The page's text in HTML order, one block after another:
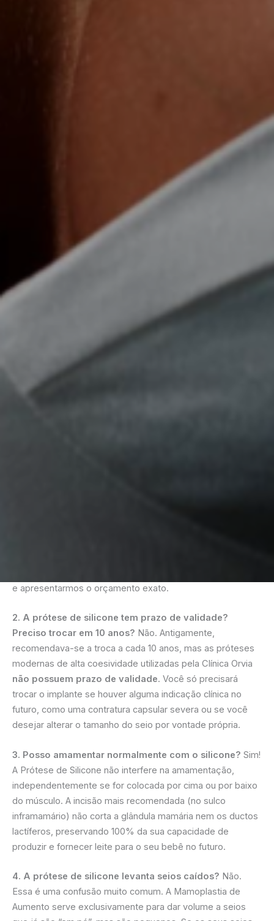
“Doutor, e se o silicone
ficar muito grande, ou duro e artificial ao toque?” Pode
O processo de escolha do tamanho é uma
decisão conjunta. Nós utilizamos moldes (medidores) no
consultório para que você tenha uma noção real do volume.
O Dr. Carlos sempre respeitará o limite de elasticidade da
sua pele, o que previne o aspecto de “bola presa” e o
surgimento de estrias.
Como fica a textura do seio?
As próteses modernas possuem um gel de silicone de alta
coesividade. Isso significa que elas imitam perfeitamente a
densidade do tecido mamário natural. Especialmente
quando colocadas no plano submuscular (Dual Plane), o
toque fica extremamente macio, mantendo o movimento
natural dos seios e a temperatura do corpo.
e apresentarmos o orçamento exato.
2. A prótese de silicone tem prazo de validade?
Preciso trocar em 10 anos? Não. Antigamente,
recomendava-se a troca a cada 10 anos, mas as próteses
modernas de alta coesividade utilizadas pela Clínica Orvia
não possuem prazo de validade. Você só precisará
trocar o implante se houver alguma indicação clínica no
futuro, como uma contratura capsular severa ou se você
desejar alterar o tamanho do seio por vontade própria.
3. Posso amamentar normalmente com o silicone? Sim!
A Prótese de Silicone não interfere na amamentação,
independentemente se for colocada por cima ou por baixo
do músculo. A incisão mais recomendada (no sulco
inframamário) não corta a glândula mamária nem os ductos
lactíferos, preservando 100% da sua capacidade de
produzir e fornecer leite para o seu bebê no futuro.
4. A prótese de silicone levanta seios caídos? Não.
Essa é uma confusão muito comum. A Mamoplastia de
Aumento serve exclusivamente para dar volume a seios